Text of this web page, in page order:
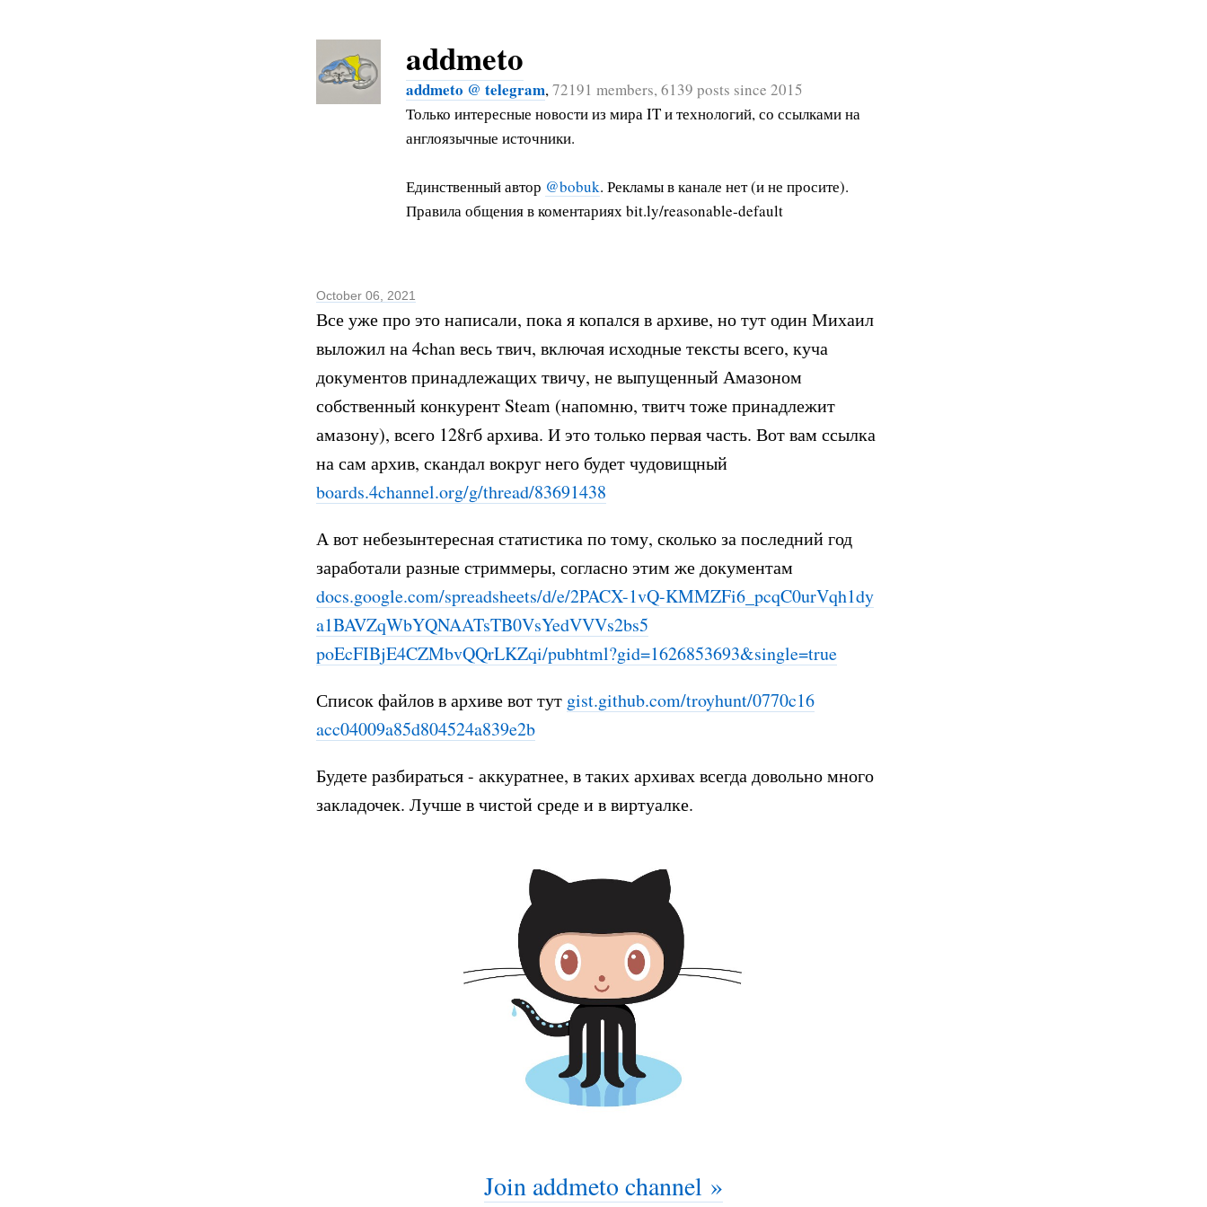
addmeto
addmeto @ telegram,72191 members, 6139 posts since 2015
Только интересные новости из мира IT и технологий, со ссылками на
англоязычные источники.
Единственный автор @bobuk. Рекламы в канале нет (и не просите).
Правила общения в коментариях bit.ly/reasonable-default
October 06, 2021
Все уже про это написали, пока я копался в архиве, но тут один Михаил
выложил на 4chan весь твич, включая исходные тексты всего, куча
документов принадлежащих твичу, не выпущенный Амазоном
собственный конкурент Steam (напомню, твитч тоже принадлежит
амазону), всего 128гб архива. И это только первая часть. Вот вам ссылка
на сам архив, скандал вокруг него будет чудовищный
boards.4channel.org/g/thread/83691438
А вот небезынтересная статистика по тому, сколько за последний год
заработали разные стриммеры, согласно этим же документам
docs.google.com/spreadsheets/d/e/2PACX-1vQ-KMMZFi6_pcqC0urVqh1dy
a1BAVZqWbYQNAATsTB0VsYedVVVs2bs5
poEcFIBjE4CZMbvQQrLKZqi/pubhtml?gid=1626853693&single=true
Список файлов в архиве вот тут gist.github.com/troyhunt/0770c16
acc04009a85d804524a839e2b
Будете разбираться - аккуратнее, в таких архивах всегда довольно много
закладочек. Лучше в чистой среде и в виртуалке.
Join addmeto channel »